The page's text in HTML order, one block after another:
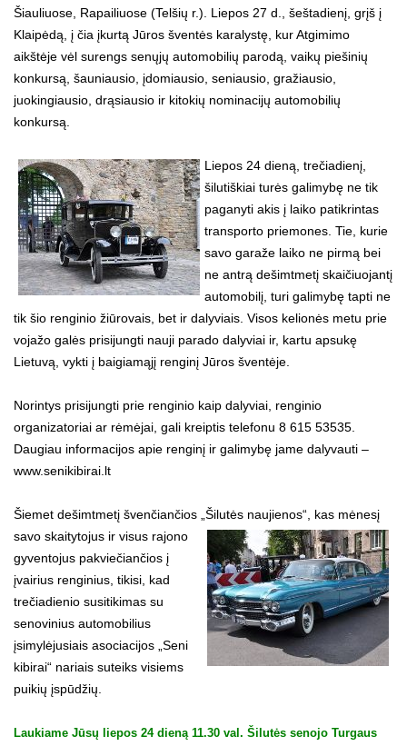
Šiauliuose, Rapailiuose (Telšių r.). Liepos 27 d., šeštadienį, grįš į
Klaipėdą, į čia įkurtą Jūros šventės karalystę, kur Atgimimo
aikštėje vėl surengs senųjų automobilių parodą, vaikų piešinių
konkursą, šauniausio, įdomiausio, seniausio, gražiausio,
juokingiausio, drąsiausio ir kitokių nominacijų automobilių
konkursą.
Liepos 24 dieną, trečiadienį,
šilutiškiai turės galimybę ne tik
paganyti akis į laiko patikrintas
transporto priemones. Tie, kurie
savo garaže laiko ne pirmą bei
ne antrą dešimtmetį skaičiuojantį
automobilį, turi galimybę tapti ne
tik šio renginio žiūrovais, bet ir dalyviais. Visos kelionės metu prie
vojažo galės prisijungti nauji parado dalyviai ir, kartu apsukę
Lietuvą, vykti į baigiamąjį renginį Jūros šventėje.
Norintys prisijungti prie renginio kaip dalyviai, renginio
organizatoriai ar rėmėjai, gali kreiptis telefonu 8 615 53535.
Daugiau informacijos apie renginį ir galimybę jame dalyvauti –
www.senikibirai.lt
Šiemet dešimtmetį švenčiančios „Šilutės naujienos“, kas mėnesį
savo skaitytojus ir visus rajono
gyventojus pakviečiančios į
įvairius renginius, tikisi, kad
trečiadienio susitikimas su
senovinius automobilius
įsimylėjusiais asociacijos „Seni
kibirai“ nariais suteiks visiems
puikių įspūdžių.
Laukiame Jūsų liepos 24 dieną 11.30 val. Šilutės senojo Turgaus